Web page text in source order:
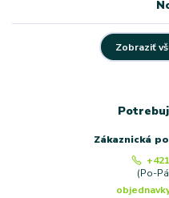
Zobraziť
Zákaznická
(Po-